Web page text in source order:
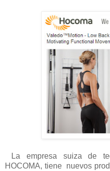
La empresa suiza de
HOCOMA, tiene nuevos